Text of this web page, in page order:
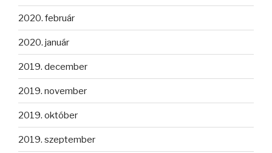
2020. február
2020. január
2019. december
2019. november
2019. október
2019. szeptember